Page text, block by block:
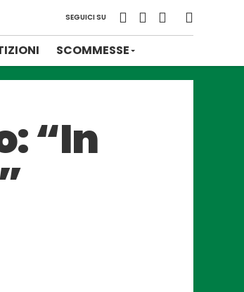
SEGUICI SU
SCOMMESSE
“In